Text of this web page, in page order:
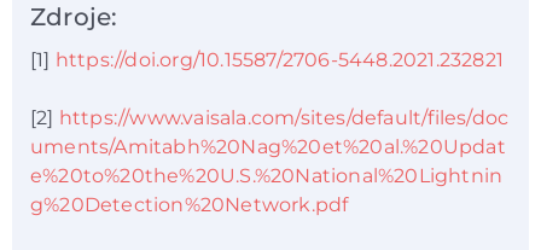
Zdroje:
[1] https://doi.org/10.15587/2706-5448.2021.232821
[2] https://www.vaisala.com/sites/default/files/doc
uments/Amitabh%20Nag%20et%20al.%20Updat
e%20to%20the%20U.S.%20National%20Lightnin
g%20Detection%20Network.pdf